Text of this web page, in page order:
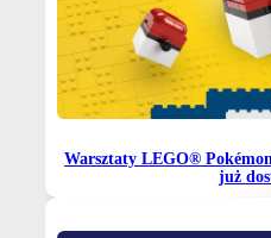
Warsztaty LEGO®
już